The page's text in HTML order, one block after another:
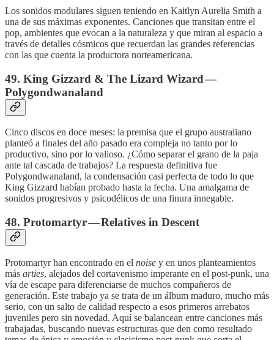
Los sonidos modulares siguen teniendo en Kaitlyn Aurelia Smith a
una de sus máximas exponentes. Canciones que transitan entre el
pop, ambientes que evocan a la naturaleza y que miran al espacio a
través de detalles cósmicos que recuerdan las grandes referencias
con las que cuenta la productora norteamericana.
49. King Gizzard & The Lizard Wizard —
Polygondwanaland
Cinco discos en doce meses: la premisa que el grupo australiano
planteó a finales del año pasado era compleja no tanto por lo
productivo, sino por lo valioso. ¿Cómo separar el grano de la paja
ante tal cascada de trabajos? La respuesta definitiva fue
Polygondwanaland, la condensación casi perfecta de todo lo que
King Gizzard habían probado hasta la fecha. Una amalgama de
sonidos progresivos y psicodélicos de una finura innegable.
48. Protomartyr — Relatives in Descent
Protomartyr han encontrado en el noise y en unos planteamientos
más arties, alejados del cortavenismo imperante en el post-punk, una
vía de escape para diferenciarse de muchos compañeros de
generación. Este trabajo ya se trata de un álbum maduro, mucho más
serio, con un salto de calidad respecto a esos primeros arrebatos
juveniles pero sin novedad. Aquí se balancean entre canciones más
trabajadas, buscando nuevas estructuras que den como resultado